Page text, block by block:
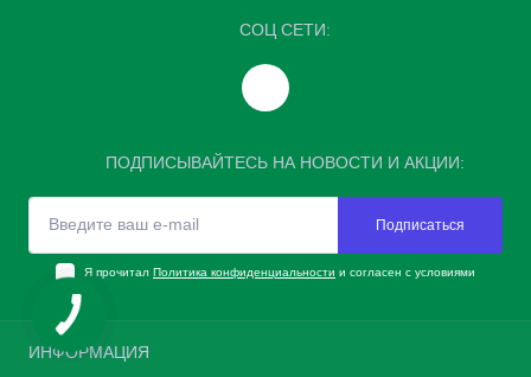
СОЦ СЕТИ:
ПОДПИСЫВАЙТЕСЬ НА НОВОСТИ И АКЦИИ:
Подписаться
Я прочитал Политика конфиденциальности и согласен с условиями
ИНФОРМАЦИЯ